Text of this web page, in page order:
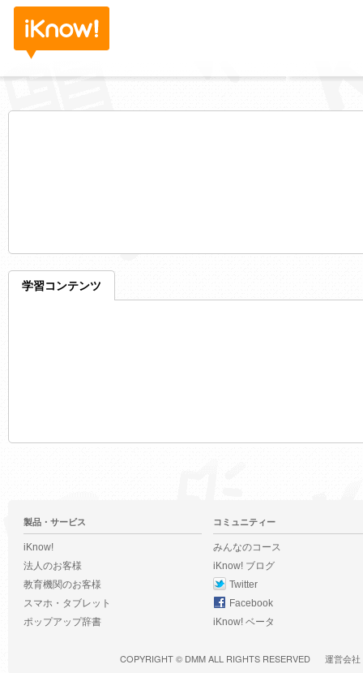
学習コンテンツ
製品・サービス
iKnow!
法人のお客様
教育機関のお客様
スマホ・タブレット
ポップアップ辞書
コミュニティー
みんなのコース
iKnow! ブログ
Twitter
Facebook
iKnow! ベータ
COPYRIGHT © DMMALL RIGHTS RESERVED 運営会社